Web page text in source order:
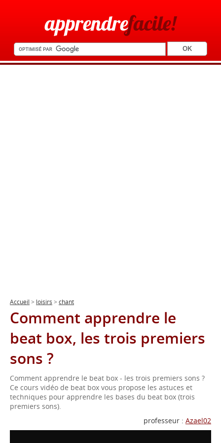
apprendrefacile!
Accueil > loisirs > chant
Comment apprendre le
beat box, les trois premiers
sons ?
Comment apprendre le beat box - les trois premiers sons ?
Ce cours vidéo de beat box vous propose les astuces et
techniques pour apprendre les bases du beat box (trois
premiers sons).
professeur : Azael02